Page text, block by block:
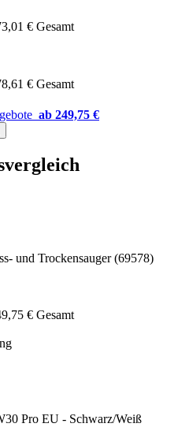
€ Gesamt
€ Gesamt
ab 249,75 €
und Trockensauger (69578)
€ Gesamt
Pro EU - Schwarz/Weiß